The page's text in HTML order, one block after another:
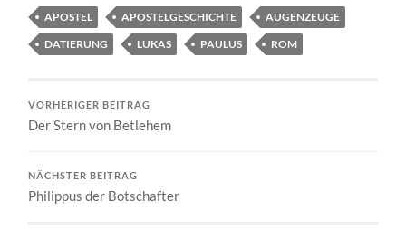
APOSTEL APOSTELGESCHICHTE
AUGENZEUGE
DATIERUNG
LUKAS PAULUS ROM
VORHERIGER BEITRAG
Der Stern von Betlehem
NÄCHSTER BEITRAG
Philippus der Botschafter